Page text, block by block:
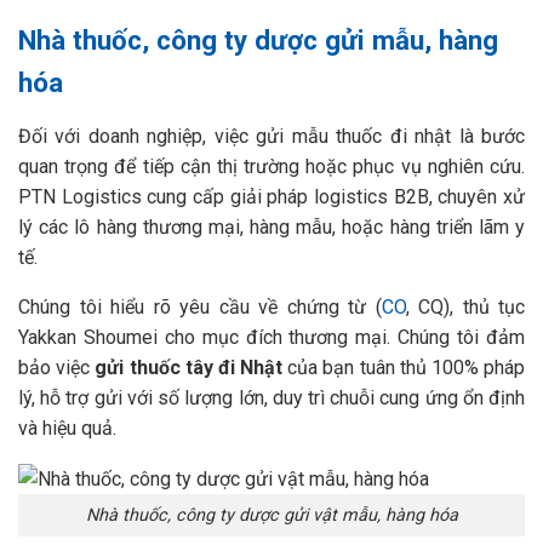
Nhà thuốc, công ty dược gửi mẫu, hàng
hóa
Đối với doanh nghiệp, việc gửi mẫu thuốc đi nhật là bước
quan trọng để tiếp cận thị trường hoặc phục vụ nghiên cứu.
PTN Logistics cung cấp giải pháp logistics B2B, chuyên xử
lý các lô hàng thương mại, hàng mẫu, hoặc hàng triển lãm y
tế.
Chúng tôi hiểu rõ yêu cầu về chứng từ (CO, CQ), thủ tục
Yakkan Shoumei cho mục đích thương mại. Chúng tôi đảm
bảo việc gửi thuốc tây đi Nhật của bạn tuân thủ 100% pháp
lý, hỗ trợ gửi với số lượng lớn, duy trì chuỗi cung ứng ổn định
và hiệu quả.
Nhà thuốc, công ty dược gửi vật mẫu, hàng hóa